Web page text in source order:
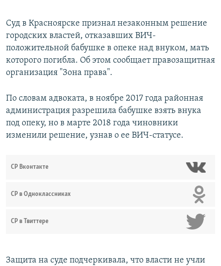
Все сайты РСЕ/РС
Суд в Красноярске признал незаконным решение
городских властей, отказавших ВИЧ-
положительной бабушке в опеке над внуком, мать
которого погибла. Об этом сообщает правозащитная
организация "Зона права".
По словам адвоката, в ноябре 2017 года районная
администрация разрешила бабушке взять внука
под опеку, но в марте 2018 года чиновники
изменили решение, узнав о ее ВИЧ-статусе.
СР Вконтакте
СР в Одноклассниках
СР в Твиттере
Защита на суде подчеркивала, что власти не учли